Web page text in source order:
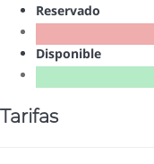
Reservado
Disponible
Tarifas